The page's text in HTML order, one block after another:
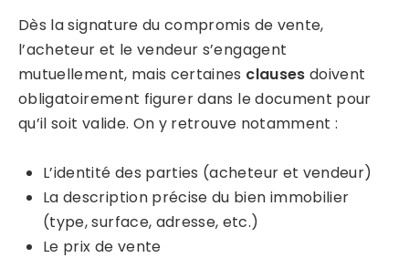
Dès la signature du compromis de vente,
l’acheteur et le vendeur s’engagent
mutuellement, mais certaines clauses doivent
obligatoirement figurer dans le document pour
qu’il soit valide. On y retrouve notamment :
L’identité des parties (acheteur et vendeur)
La description précise du bien immobilier
(type, surface, adresse, etc.)
Le prix de vente